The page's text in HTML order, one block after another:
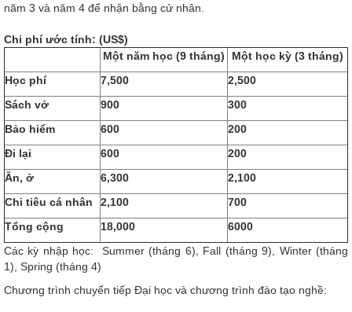
năm 3 và năm 4 để nhận bằng cử nhân.
Chi phí ước tính: (US$)
Một năm học (9 tháng)
Một học kỳ (3 tháng)
Học phí
7,500
2,500
Sách vở
900
300
Bảo hiểm
600
200
Đi lại
600
200
Ăn, ở
6,300
2,100
Chi tiêu cá nhân
2,100
700
Tổng cộng
18,000
6000
Các kỳ nhập học: Summer (tháng 6), Fall (tháng 9), Winter (tháng
1), Spring (tháng 4)
Chương trình chuyển tiếp Đại học và chương trình đào tạo nghề: